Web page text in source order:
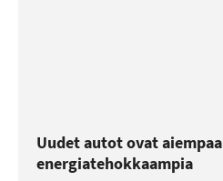
Uudet autot ovat aiempaa
energiatehokkaampia